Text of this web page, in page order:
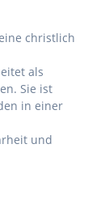
christlich
als
Sie ist
in einer
und